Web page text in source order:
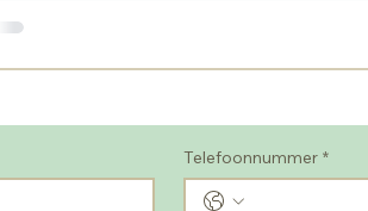
kind past. Met expert tips!
Telefoonnummer *